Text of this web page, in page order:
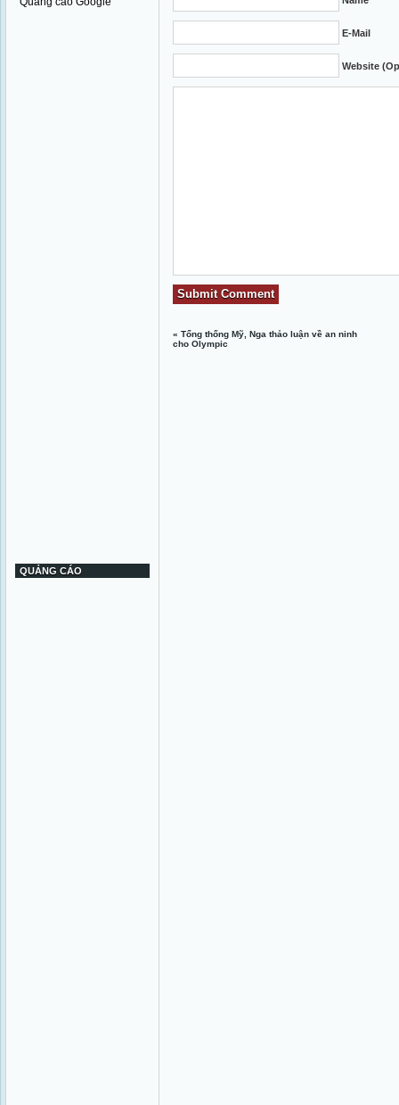
QUẢNG CÁO
E-Mail
Website
«Tổng thống Mỹ, Nga thảo luận về an ninh
cho Olympic